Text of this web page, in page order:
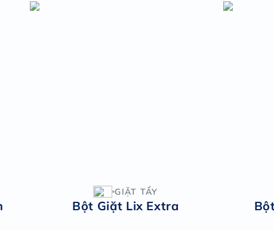
GIẶT TẨY
Bột Giặt Lix Extra